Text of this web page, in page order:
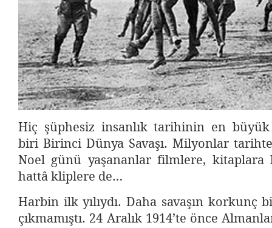
Hiç şüphesiz insanlık tarihinin en büyük
biri Birinci Dünya Savaşı. Milyonlar
Noel günü yaşananlar filmlere, kitaplara
hattâ kliplere de…
Harbin ilk yılıydı. Daha savaşın korkunç
çıkmamıştı. 24 Aralık 1914’te önce